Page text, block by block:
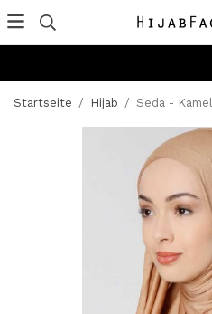
Startseite / Hijab / Seda -